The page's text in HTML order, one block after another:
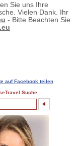
Sie uns Ihre
Vielen Dank. Ihr
- Bitte Beachten Sie
auf Facebook teilen
Suche